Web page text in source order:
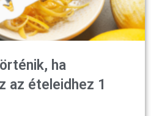
ha
az ételeidhez 1